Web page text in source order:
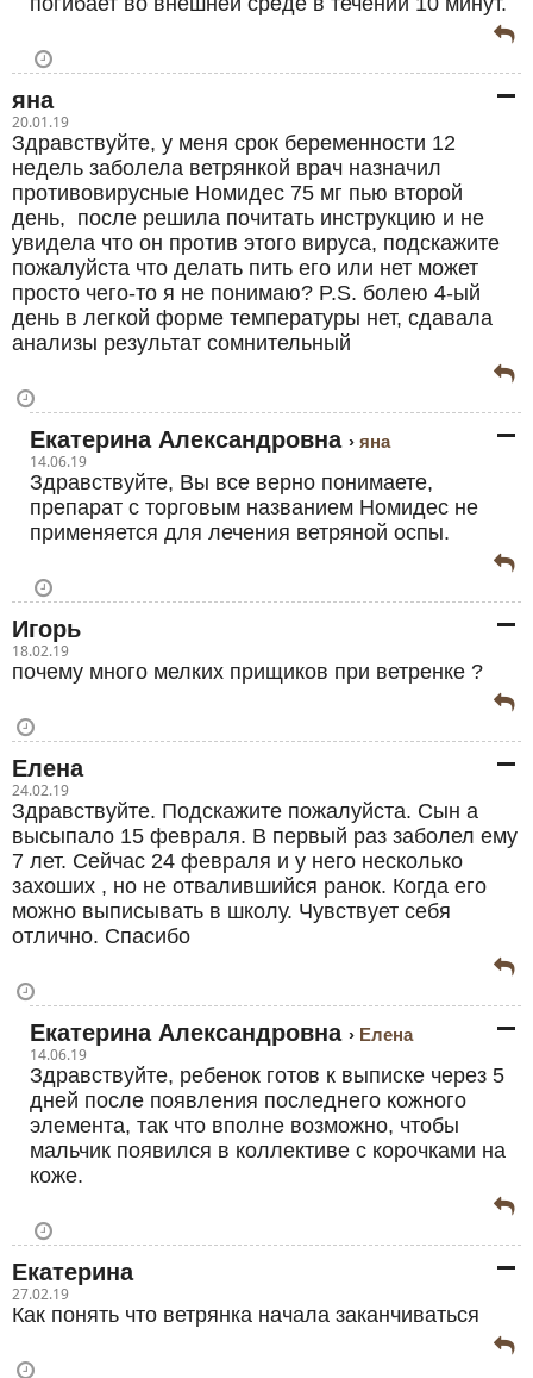
яна
20.01.19
Здравствуйте, у меня срок беременности 12
недель заболела ветрянкой врач назначил
противовирусные Номидес 75 мг пью второй
день, после решила почитать инструкцию и не
увидела что он против этого вируса, подскажите
пожалуйста что делать пить его или нет может
просто чего-то я не понимаю? P.S. болею 4-ый
день в легкой форме температуры нет, сдавала
анализы результат сомнительный
Екатерина Александровна
яна
14.06.19
Здравствуйте, Вы все верно понимаете,
препарат с торговым названием Номидес не
применяется для лечения ветряной оспы.
Игорь
18.02.19
почему много мелких прищиков при ветренке ?
Елена
24.02.19
Здравствуйте. Подскажите пожалуйста. Сын а
высыпало 15 февраля. В первый раз заболел ему
7 лет. Сейчас 24 февраля и у него несколько
захоших , но не отвалившийся ранок. Когда его
можно выписывать в школу. Чувствует себя
отлично. Спасибо
Екатерина Александровна
Елена
14.06.19
Здравствуйте, ребенок готов к выписке через 5
дней после появления последнего кожного
элемента, так что вполне возможно, чтобы
мальчик появился в коллективе с корочками на
коже.
Екатерина
27.02.19
Как понять что ветрянка начала заканчиваться